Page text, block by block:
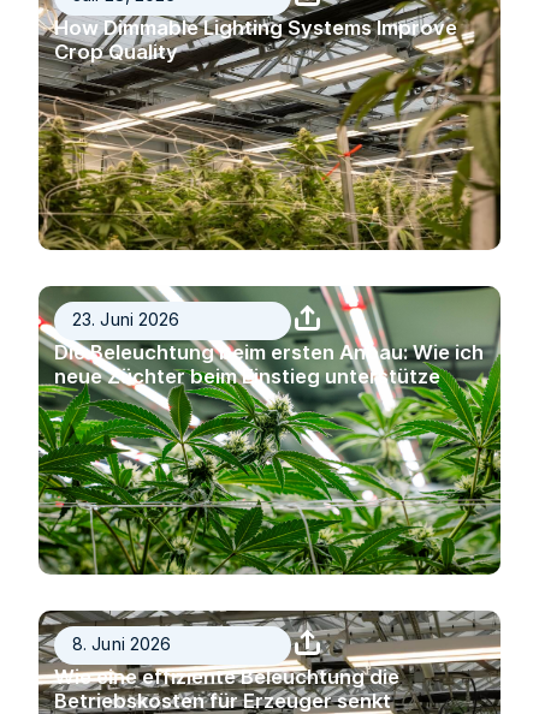
How Dimmable Lighting Systems Improve
Crop Quality
23. Juni 2026
Die Beleuchtung beim ersten Anbau: Wie ich
neue Züchter beim Einstieg unterstütze
8. Juni 2026
Wie eine effiziente Beleuchtung die
Betriebskosten für Erzeuger senkt